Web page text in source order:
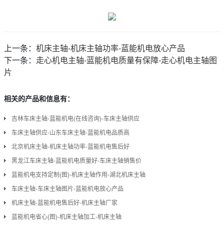
上一条： 机床主轴-机床主轴功率-蓝能机电放心产品
下一条： 走心机电主轴-蓝能机电质量有保障-走心机电主轴图
片
相关的产品和信息有：
吉林车床主轴-蓝能机电(在线咨询)-车床主轴供应
车床主轴供应-山东车床主轴-蓝能机电品质高
北京机床主轴-机床主轴功率-蓝能机电售后好
黑龙江车床主轴-蓝能机电质量好-车床主轴销售价
蓝能机电支持定制(图)-机床主轴作用-湖北机床主轴
车床主轴-车床主轴图片-蓝能机电放心产品
机床主轴-蓝能机电售后好-机床主轴厂家
蓝能机电省心(图)-机床主轴加工-机床主轴